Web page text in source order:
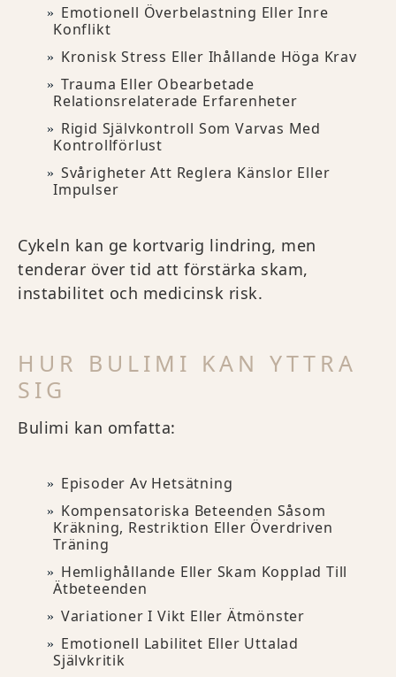
Emotionell Överbelastning Eller Inre
Konflikt
Kronisk Stress Eller Ihållande Höga Krav
Trauma Eller Obearbetade
Relationsrelaterade Erfarenheter
Rigid Självkontroll Som Varvas Med
Kontrollförlust
Svårigheter Att Reglera Känslor Eller
Impulser
Cykeln kan ge kortvarig lindring, men
tenderar över tid att förstärka skam,
instabilitet och medicinsk risk.
HUR BULIMI KAN YTTRA
SIG
Bulimi kan omfatta:
Episoder Av Hetsätning
Kompensatoriska Beteenden Såsom
Kräkning, Restriktion Eller Överdriven
Träning
Hemlighållande Eller Skam Kopplad Till
Ätbeteenden
Variationer I Vikt Eller Ätmönster
Emotionell Labilitet Eller Uttalad
Självkritik